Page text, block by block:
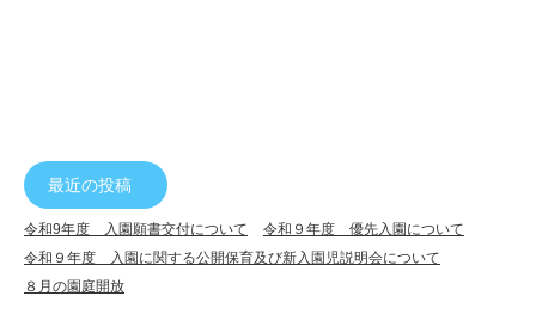
最近の投稿
令和9年度 入園願書交付について
令和９年度 優先入園について
令和９年度 入園に関する公開保育及び新入園児説明会について
８月の園庭開放